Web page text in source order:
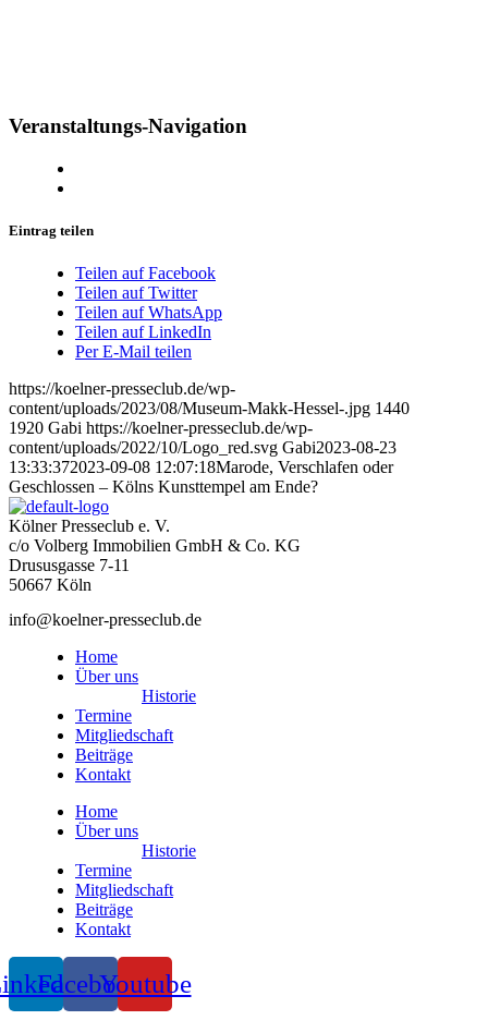
Veranstaltungs-Navigation
Eintrag teilen
Teilen auf Facebook
Teilen auf Twitter
Teilen auf WhatsApp
Teilen auf LinkedIn
Per E-Mail teilen
https://koelner-presseclub.de/wp-
content/uploads/2023/08/Museum-Makk-Hessel-.jpg 1440
1920 Gabi https://koelner-presseclub.de/wp-
content/uploads/2022/10/Logo_red.svg Gabi2023-08-23
13:33:372023-09-08 12:07:18Marode, Verschlafen oder
Geschlossen – Kölns Kunsttempel am Ende?
Kölner Presseclub e. V.
c/o Volberg Immobilien GmbH & Co. KG
Drususgasse 7-11
50667 Köln
info@koelner-presseclub.de
Home
Über uns
Historie
Termine
Mitgliedschaft
Beiträge
Kontakt
Home
Über uns
Historie
Termine
Mitgliedschaft
Beiträge
Kontakt
FacebookYoutube